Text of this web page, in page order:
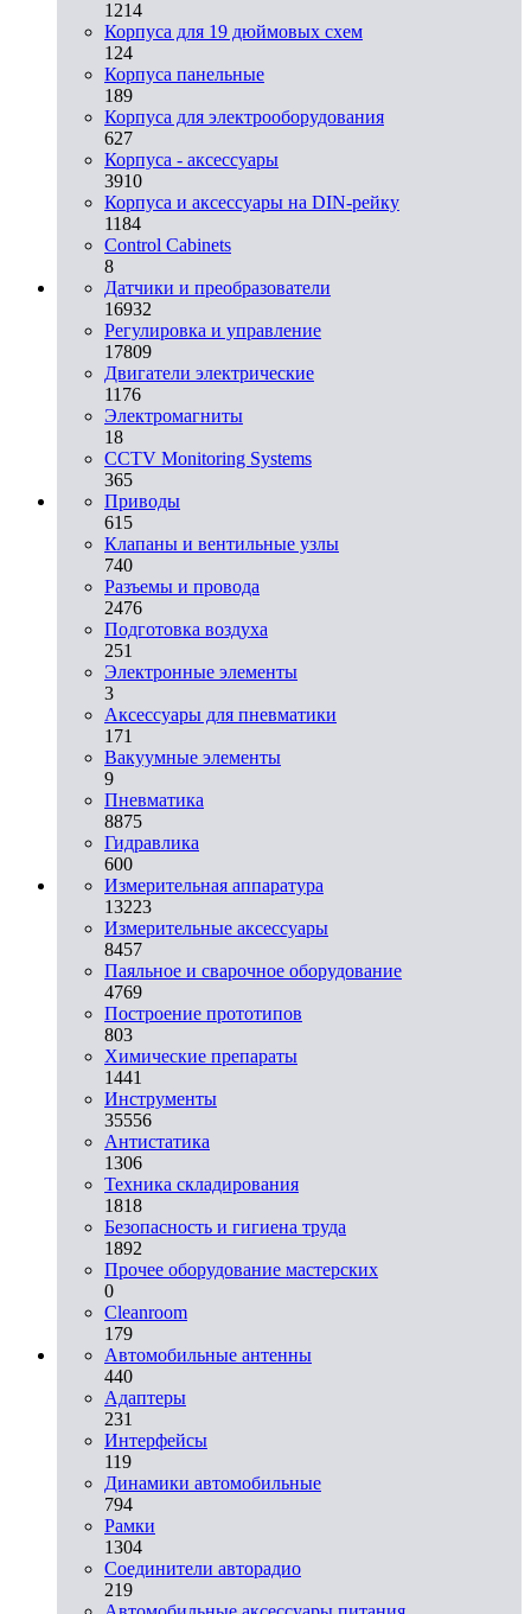
1214
Корпуса для 19 дюймовых схем
124
Корпуса панельные
189
Корпуса для электрооборудования
627
Корпуса - аксессуары
3910
Корпуса и аксессуары на DIN-рейку
1184
Control Cabinets
8
Датчики и преобразователи
16932
Регулировка и управление
17809
Двигатели электрические
1176
Электромагниты
18
CCTV Monitoring Systems
365
Приводы
615
Клапаны и вентильные узлы
740
Разъемы и провода
2476
Подготовка воздуха
251
Электронные элементы
3
Аксессуары для пневматики
171
Вакуумные элементы
9
Пневматика
8875
Гидравлика
600
Измерительная аппаратура
13223
Измерительные аксессуары
8457
Паяльное и сварочное оборудование
4769
Построение прототипов
803
Химические препараты
1441
Инструменты
35556
Aнтистатика
1306
Техника складирования
1818
Безопасность и гигиена труда
1892
Прочее оборудование мастерских
0
Cleanroom
179
Автомобильные антенны
440
Адаптеры
231
Интерфейсы
119
Динамики автомобильные
794
Рамки
1304
Соединители авторадио
219